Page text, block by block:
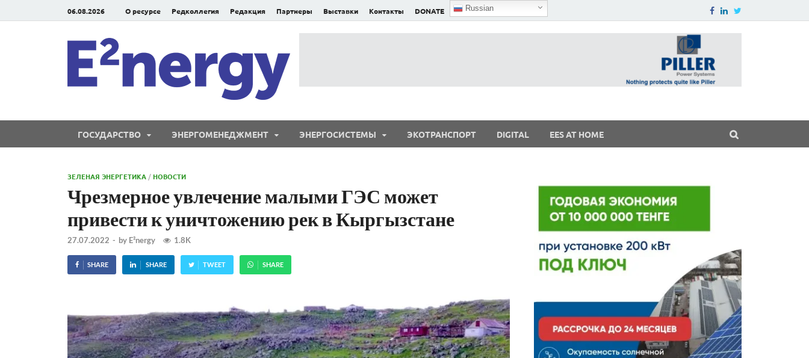
06.08.2026 О ресурсе Редколлегия Редакция Партнеры Выставки Контакты DONATE Russian
ГОСУДАРСТВО ЭНЕРГОМЕНЕДЖМЕНТ ЭНЕРГОСИСТЕМЫ ЭКОТРАНСПОРТ DIGITAL EES AT HOME
ЗЕЛЕНАЯ ЭНЕРГЕТИКА /НОВОСТИ
Чрезмерное увлечение малыми ГЭС может
привести к уничтожению рек в Кыргызстане
27.07.2022 - by E²nergy 1.8K
SHARE SHARE TWEET SHARE